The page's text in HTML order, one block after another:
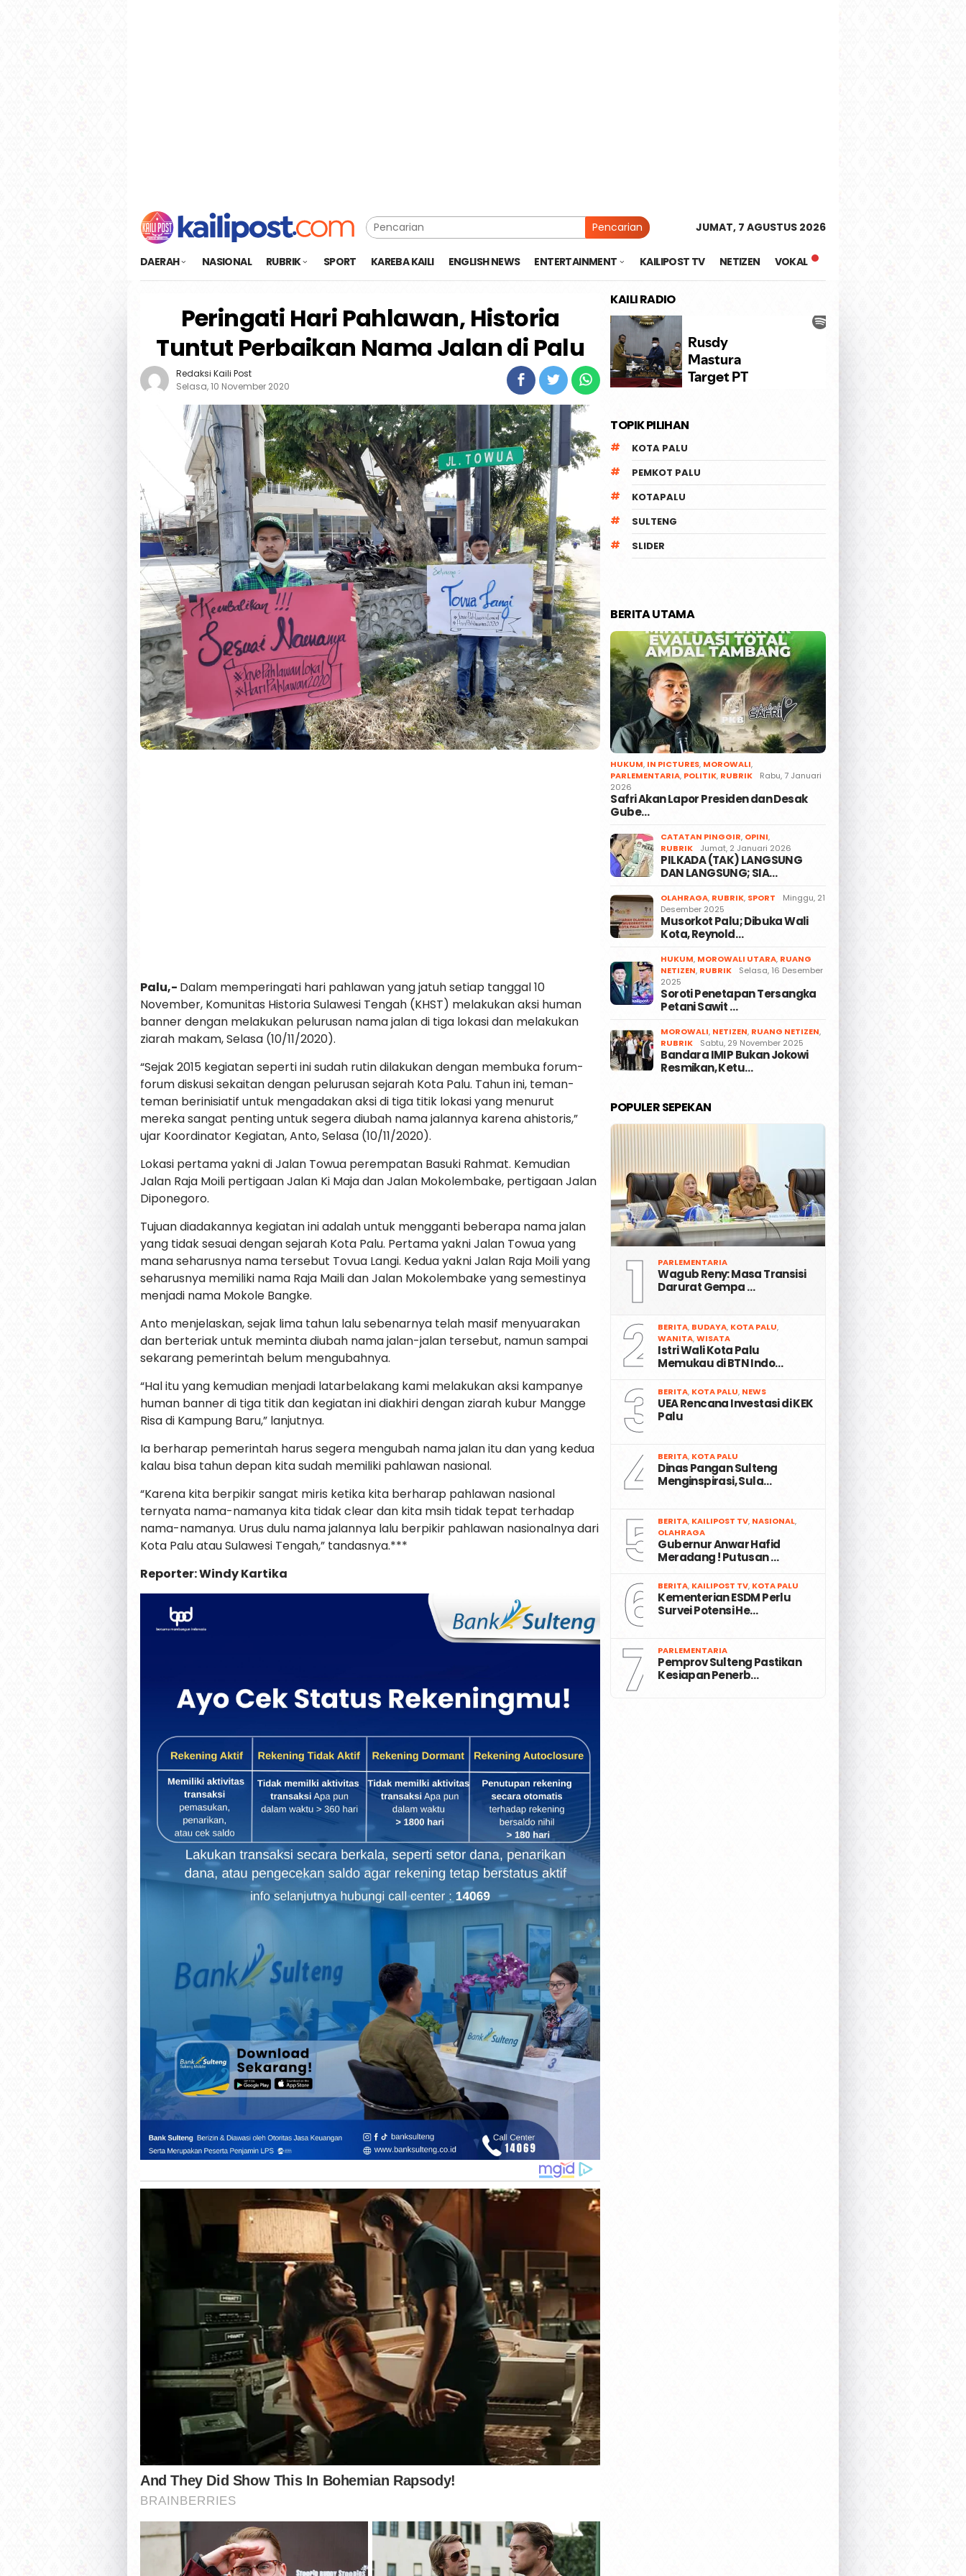
Pencarian JUMAT, 7 AGUSTUS 2026
DAERAH NASIONAL RUBRIK SPORT KAREBA KAILI ENGLISH NEWS ENTERTAINMENT KAILIPOST TV NETIZEN VOKAL
Peringati Hari Pahlawan, Historia
Tuntut Perbaikan Nama Jalan di Palu
Redaksi Kaili Post
Selasa, 10 November 2020
Palu,- Dalam memperingati hari pahlawan yang jatuh setiap tanggal 10
November, Komunitas Historia Sulawesi Tengah (KHST) melakukan aksi human
banner dengan melakukan pelurusan nama jalan di tiga lokasi dan melakukan
ziarah makam, Selasa (10/11/2020).
“Sejak 2015 kegiatan seperti ini sudah rutin dilakukan dengan membuka forum-
forum diskusi sekaitan dengan pelurusan sejarah Kota Palu. Tahun ini, teman-
teman berinisiatif untuk mengadakan aksi di tiga titik lokasi yang menurut
mereka sangat penting untuk segera diubah nama jalannya karena ahistoris,”
ujar Koordinator Kegiatan, Anto, Selasa (10/11/2020).
Lokasi pertama yakni di Jalan Towua perempatan Basuki Rahmat. Kemudian
Jalan Raja Moili pertigaan Jalan Ki Maja dan Jalan Mokolembake, pertigaan Jalan
Diponegoro.
Tujuan diadakannya kegiatan ini adalah untuk mengganti beberapa nama jalan
yang tidak sesuai dengan sejarah Kota Palu. Pertama yakni Jalan Towua yang
mana seharusnya nama tersebut Tovua Langi. Kedua yakni Jalan Raja Moili yang
seharusnya memiliki nama Raja Maili dan Jalan Mokolembake yang semestinya
menjadi nama Mokole Bangke.
Anto menjelaskan, sejak lima tahun lalu sebenarnya telah masif menyuarakan
dan berteriak untuk meminta diubah nama jalan-jalan tersebut, namun sampai
sekarang pemerintah belum mengubahnya.
“Hal itu yang kemudian menjadi latarbelakang kami melakukan aksi kampanye
human banner di tiga titik dan kegiatan ini diakhiri dengan ziarah kubur Mangge
Risa di Kampung Baru,” lanjutnya.
Ia berharap pemerintah harus segera mengubah nama jalan itu dan yang kedua
kalau bisa tahun depan kita sudah memiliki pahlawan nasional.
“Karena kita berpikir sangat miris ketika kita berharap pahlawan nasional
ternyata nama-namanya kita tidak clear dan kita msih tidak tepat terhadap
nama-namanya. Urus dulu nama jalannya lalu berpikir pahlawan nasionalnya dari
Kota Palu atau Sulawesi Tengah,” tandasnya.***
Reporter: Windy Kartika
KAILI RADIO
TOPIK PILIHAN
KOTA PALU
PEMKOT PALU
KOTAPALU
SULTENG
SLIDER
BERITA UTAMA
HUKUM, IN PICTURES, MOROWALI,
PARLEMENTARIA, POLITIK, RUBRIK
Rabu, 7 Januari
2026
Safri Akan Lapor Presiden dan Desak
Gube…
CATATAN PINGGIR, OPINI,
RUBRIK
Jumat, 2 Januari 2026
PILKADA (TAK) LANGSUNG
DAN LANGSUNG; SIA…
OLAHRAGA, RUBRIK, SPORT
Minggu, 21
Desember 2025
Musorkot Palu; Dibuka Wali
Kota, Reynold…
HUKUM, MOROWALI UTARA, RUANG
NETIZEN, RUBRIK
Selasa, 16 Desember
2025
Soroti Penetapan Tersangka
Petani Sawit …
MOROWALI, NETIZEN, RUANG NETIZEN,
RUBRIK
Sabtu, 29 November 2025
Bandara IMIP Bukan Jokowi
Resmikan, Ketu…
POPULER SEPEKAN
1 PARLEMENTARIA
Wagub Reny: Masa Transisi
Darurat Gempa …
2 BERITA, BUDAYA, KOTA PALU,
WANITA,WISATA
Istri Wali Kota Palu
Memukau di BTN Indo…
3 BERITA, KOTA PALU, NEWS
UEA Rencana Investasi di KEK
Palu
4 BERITA, KOTA PALU
Dinas Pangan Sulteng
Menginspirasi, Sula…
5 BERITA, KAILIPOST TV, NASIONAL,
OLAHRAGA
Gubernur Anwar Hafid
Meradang ! Putusan …
6 BERITA, KAILIPOST TV, KOTA PALU
Kementerian ESDM Perlu
Survei Potensi He…
7 PARLEMENTARIA
Pemprov Sulteng Pastikan
Kesiapan Penerb…